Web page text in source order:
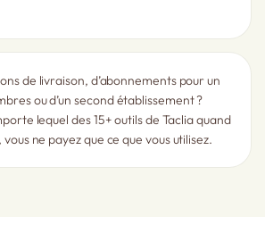
de livraison, d’abonnements pour un
ou d’un second établissement ?
lequel des 15+ outils de Taclia quand
vous ne payez que ce que vous utilisez.